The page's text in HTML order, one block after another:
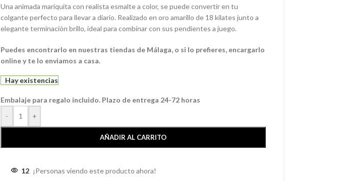
Una animada mariquita con realista esmalte a color, se puede convertir en tu
colgante perfecto para llevar a diario. Realizado en oro amarillo de 18 kilates junto a
elegante terminación brillo, ideal para combinar con sus pendientes a juego.
Puedes encontrarlo en nuestras tiendas de Málaga, o si lo prefieres, encargarlo
online y te lo enviamos a casa.
Hay existencias
Embalaje para regalo incluido. Plazo de entrega 24-72 horas
-
+
AÑADIR AL CARRITO
12 ¡Personas viendo este producto ahora!